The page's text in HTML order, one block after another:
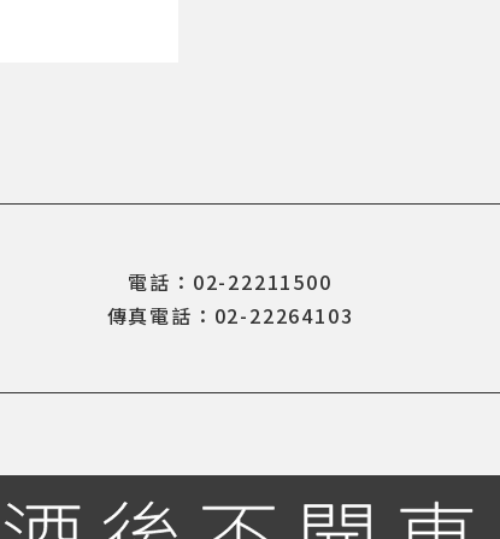
電話：02-22211500
傳真電話：02-22264103